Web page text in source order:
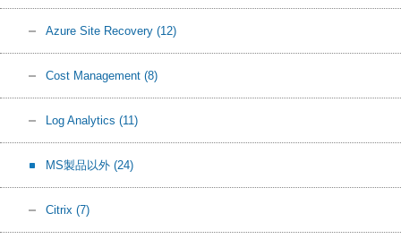
Azure Site Recovery (12)
Cost Management (8)
Log Analytics (11)
MS製品以外 (24)
Citrix (7)